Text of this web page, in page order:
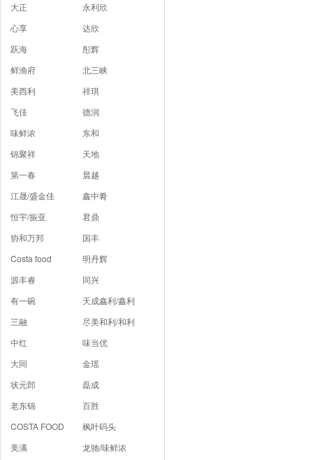
大正
永利欣
心享
达欣
跃海
彤辉
鲜渔府
北三峡
美西利
祥琪
飞佳
德润
味鲜浓
东和
锦聚祥
天地
第一春
晨越
江晟/盛金佳
鑫中肴
恒宇/振亚
君鼎
协和万邦
国丰
Costa food
明丹辉
源丰睿
同兴
有一碗
天成鑫利/鑫利
三融
尽美和利/和利
中红
味当优
大同
金瑶
状元郎
磊成
老东锦
百胜
COSTA FOOD
枫叶码头
美满
龙驰/味鲜浓